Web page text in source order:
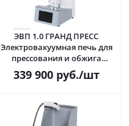
ЭВП 1.0 ГРАНД ПРЕСС
Электровакуумная печь для
прессования и обжига
керамики · Аверон (ВЕГА-
ПРО) Россия
339 900руб./шт